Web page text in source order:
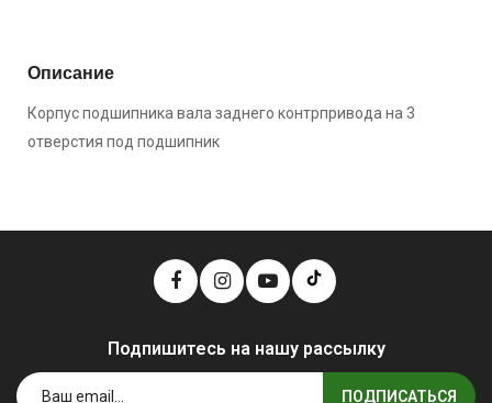
Описание
Корпус подшипника вала заднего контрпривода на 3
отверстия под подшипник
Подпишитесь на нашу рассылку
ПОДПИСАТЬСЯ